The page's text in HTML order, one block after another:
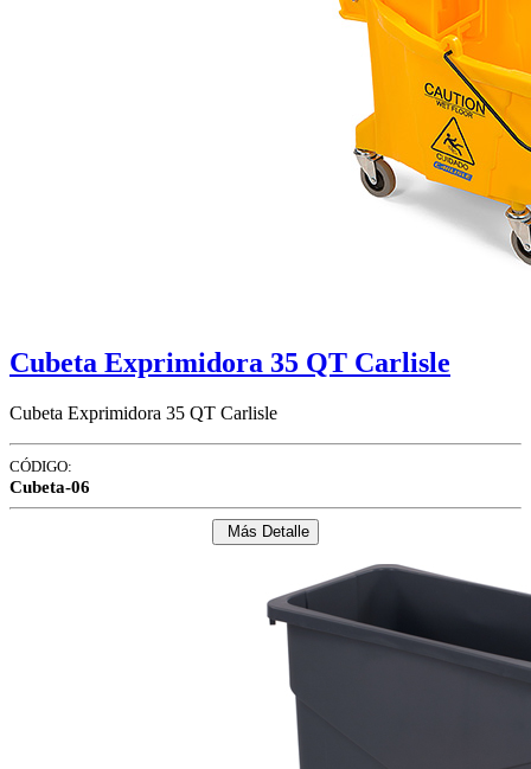
Cubeta Exprimidora 35 QT Carlisle
Cubeta Exprimidora 35 QT Carlisle
CÓDIGO:
Cubeta-06
Más Detalle